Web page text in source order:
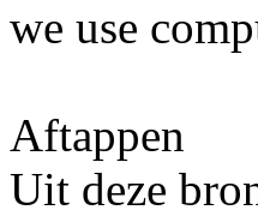
we use
Aftappen
Uit deze